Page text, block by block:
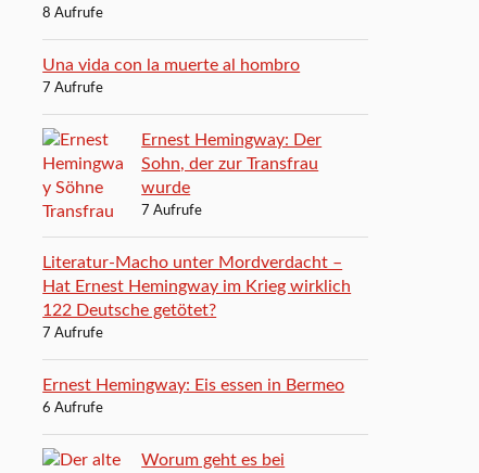
8 Aufrufe
Una vida con la muerte al hombro
7 Aufrufe
Ernest Hemingway: Der
Sohn, der zur Transfrau
wurde
7 Aufrufe
Literatur-Macho unter Mordverdacht –
Hat Ernest Hemingway im Krieg wirklich
122 Deutsche getötet?
7 Aufrufe
Ernest Hemingway: Eis essen in Bermeo
6 Aufrufe
Worum geht es bei